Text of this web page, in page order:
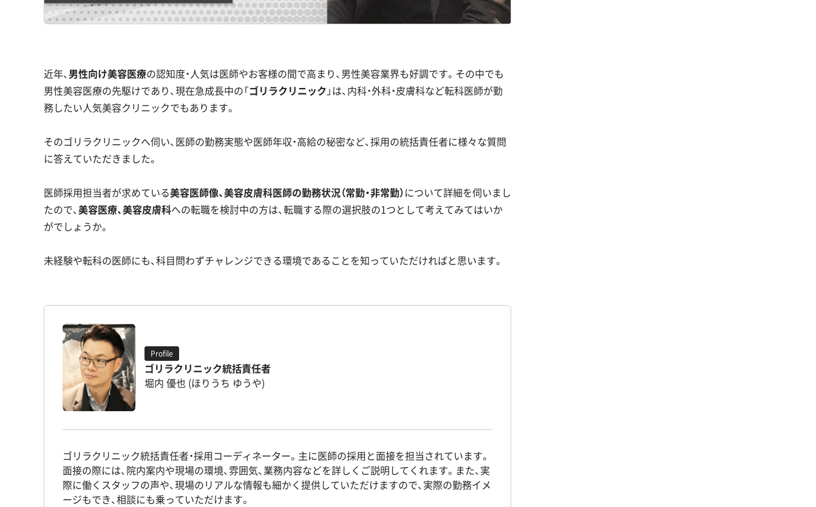
近年、 男性向け美容医療の認知度・人気は医師やお客様の間で高まり、男性美容業界も好調です。その中でも
男性美容医療の先駆けであり、現在急成長中の「ゴリラクリニック 」は、内科・外科・皮膚科など転科医師が勤
務したい人気美容クリニックでもあります。
そのゴリラクリニックへ伺い、医師の勤務実態や医師年収・高給の秘密など、採用の統括責任者に様々な質問
に答えていただきました。
医師採用担当者が求めている美容医師像、美容皮膚科医師の勤務状況（常勤・非常勤）について詳細を伺いまし
たので、 美容医療、美容皮膚科への転職を検討中の方は、転職する際の選択肢の1つとして考えてみてはいか
がでしょうか。
未経験や転科の医師にも、科目問わずチャレンジできる環境であることを知っていただければと思います。
Profile
ゴリラクリニック統括責任者
堀内 優也 (ほりうち ゆうや)
ゴリラクリニック統括責任者・採用コーディネーター。主に医師の採用と面接を担当されています。
面接の際には、院内案内や現場の環境、雰囲気、業務内容などを詳しくご説明してくれます。また、実
際に働くスタッフの声や、現場のリアルな情報も細かく提供していただけますので、実際の勤務イメ
ージもでき、相談にも乗っていただけます。